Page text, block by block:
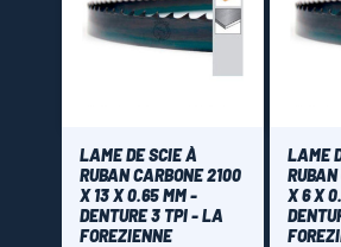
LAME DE SCIE À
RUBAN CARBONE 2100
X 13 X 0.65 MM -
DENTURE 3 TPI - LA
FOREZIENNE
LAME
X 6 X